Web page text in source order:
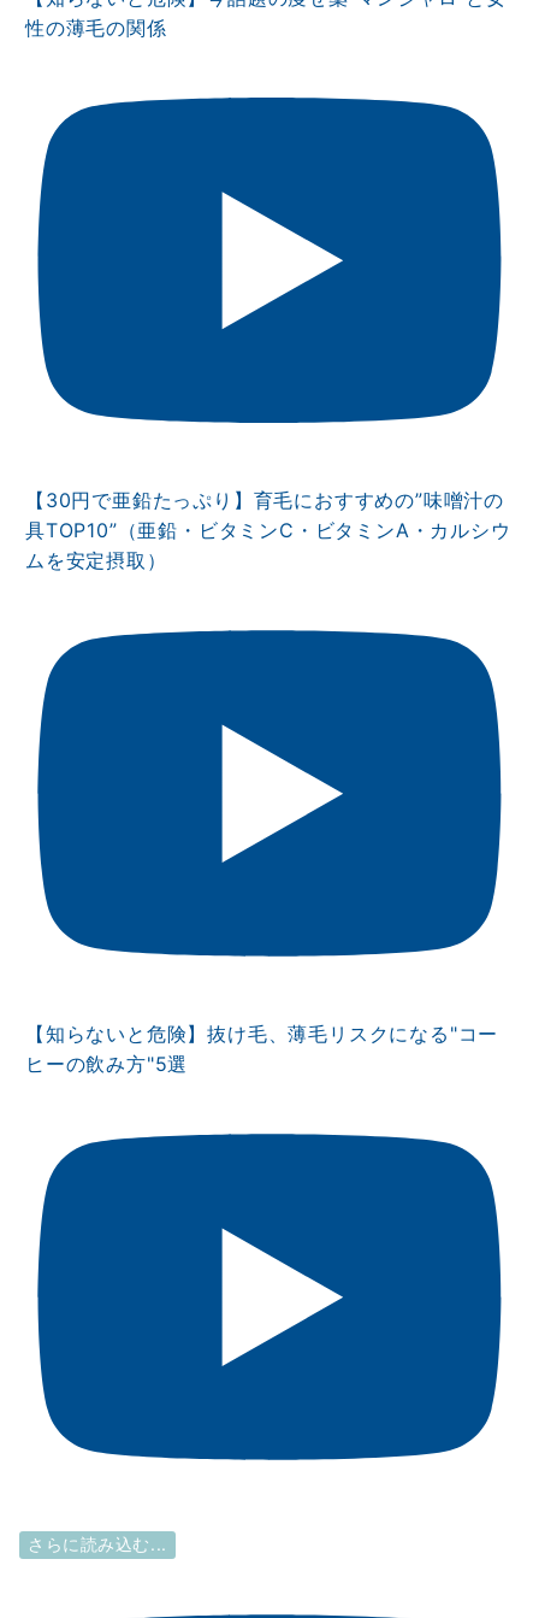
性の薄毛の関係
【30円で亜鉛たっぷり】育毛におすすめの”味噌汁の
具TOP10”（亜鉛・ビタミンⅭ・ビタミンA・カルシウ
ムを安定摂取）
【知らないと危険】抜け毛、薄毛リスクになる"コー
ヒーの飲み方"5選
さらに読み込む...